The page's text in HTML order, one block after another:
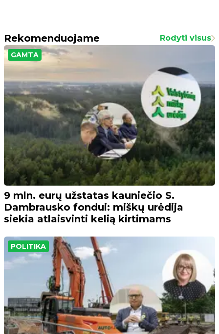
Rekomenduojame Rodyti visus
GAMTA
9 mln. eurų užstatas kauniečio S.
Dambrausko fondui: miškų urėdija
siekia atlaisvinti kelią kirtimams
POLITIKA